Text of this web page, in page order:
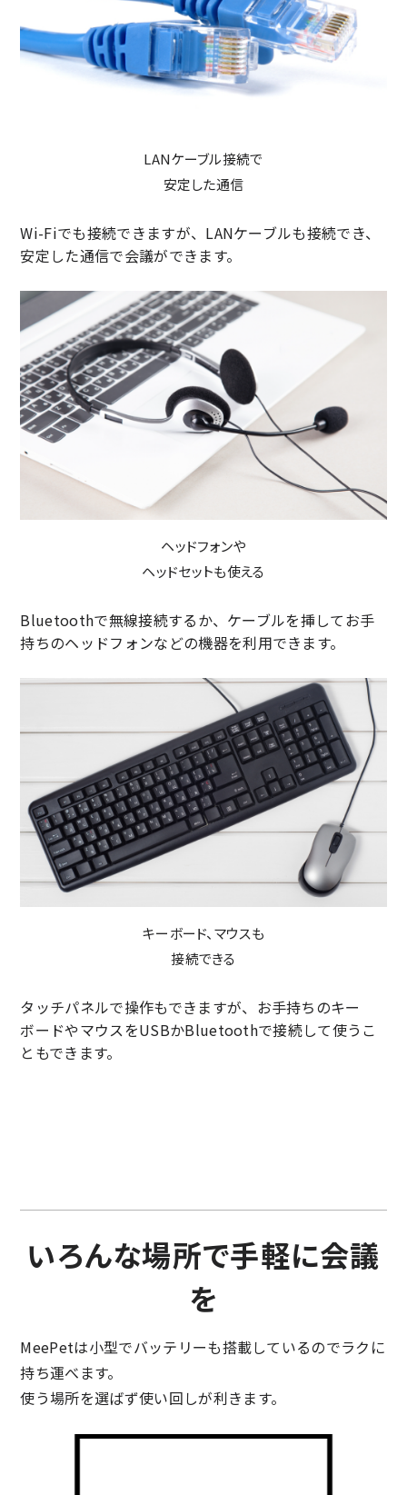
LANケーブル接続で
安定した通信
Wi-Fiでも接続できますが、LANケーブルも接続でき、
安定した通信で会議ができます。
ヘッドフォンや
ヘッドセットも使える
Bluetoothで無線接続するか、ケーブルを挿してお手
持ちのヘッドフォンなどの機器を利用できます。
キーボード、マウスも
接続できる
タッチパネルで操作もできますが、お手持ちのキー
ボードやマウスをUSBかBluetoothで接続して使うこ
ともできます。
いろんな場所で手軽に会議
を
MeePetは小型でバッテリーも搭載しているのでラクに
持ち運べます。
使う場所を選ばず使い回しが利きます。